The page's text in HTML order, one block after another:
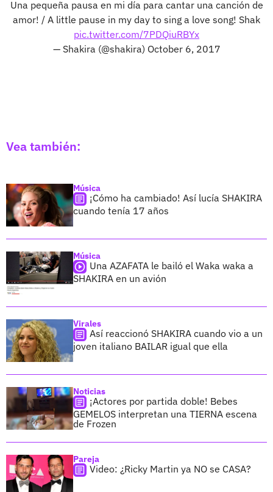
Una pequeña pausa en mi día para cantar una canción de
amor! / A little pause in my day to sing a love song! Shak
pic.twitter.com/7PDQiuRBYx
— Shakira (@shakira) October 6, 2017
Vea también:
Música
¡Cómo ha cambiado! Así lucía SHAKIRA
cuando tenía 17 años
Música
Una AZAFATA le bailó el Waka waka a
SHAKIRA en un avión
Virales
Así reaccionó SHAKIRA cuando vio a un
joven italiano BAILAR igual que ella
Noticias
¡Actores por partida doble! Bebes
GEMELOS interpretan una TIERNA escena
de Frozen
Pareja
Video: ¿Ricky Martin ya NO se CASA?